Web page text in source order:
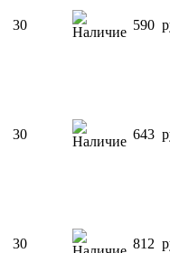
30 590
30 643
30 812